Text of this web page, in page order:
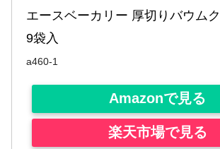
エースベーカリー 厚切りバウム
9袋入
a460-1
Amazonで見る
楽天市場で見る